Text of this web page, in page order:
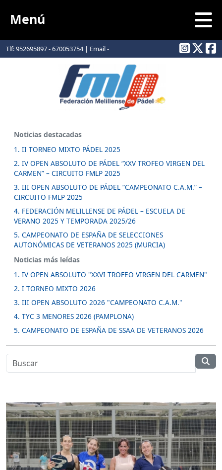
Tlf: 952695897 - 670053754 | Email -
info@padelmelilla.com
Menú
Noticias destacadas
1. II TORNEO MIXTO PÁDEL 2025
2. IV OPEN ABSOLUTO DE PÁDEL “XXV TROFEO VIRGEN DEL
CARMEN” – CIRCUITO FMLP 2025
3. III OPEN ABSOLUTO DE PÁDEL “CAMPEONATO C.A.M.” –
CIRCUITO FMLP 2025
4. FEDERACIÓN MELILLENSE DE PÁDEL – ESCUELA DE
VERANO 2025 Y TEMPORADA 2025/26
5. CAMPEONATO DE ESPAÑA DE SELECCIONES
AUTONÓMICAS DE VETERANOS 2025 (MURCIA)
Noticias más leídas
1. IV OPEN ABSOLUTO "XXVI TROFEO VIRGEN DEL CARMEN"
2. I TORNEO MIXTO 2026
3. III OPEN ABSOLUTO 2026 "CAMPEONATO C.A.M."
4. TYC 3 MENORES 2026 (PAMPLONA)
5. CAMPEONATO DE ESPAÑA DE SSAA DE VETERANOS 2026